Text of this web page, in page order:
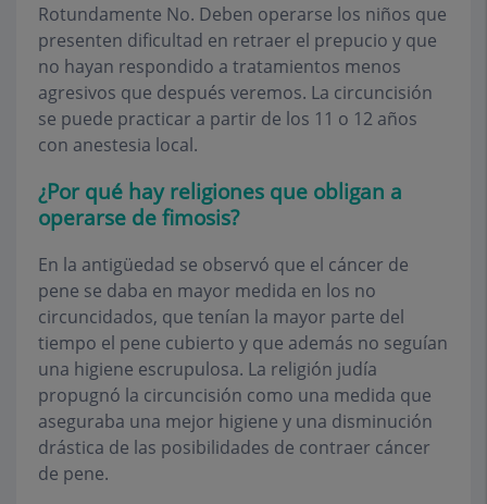
Rotundamente No. Deben operarse los niños que
presenten dificultad en retraer el prepucio y que
no hayan respondido a tratamientos menos
agresivos que después veremos. La circuncisión
se puede practicar a partir de los 11 o 12 años
con anestesia local.
¿Por qué hay religiones que obligan a
operarse de fimosis?
En la antigüedad se observó que el cáncer de
pene se daba en mayor medida en los no
circuncidados, que tenían la mayor parte del
tiempo el pene cubierto y que además no seguían
una higiene escrupulosa. La religión judía
propugnó la circuncisión como una medida que
aseguraba una mejor higiene y una disminución
drástica de las posibilidades de contraer cáncer
de pene.